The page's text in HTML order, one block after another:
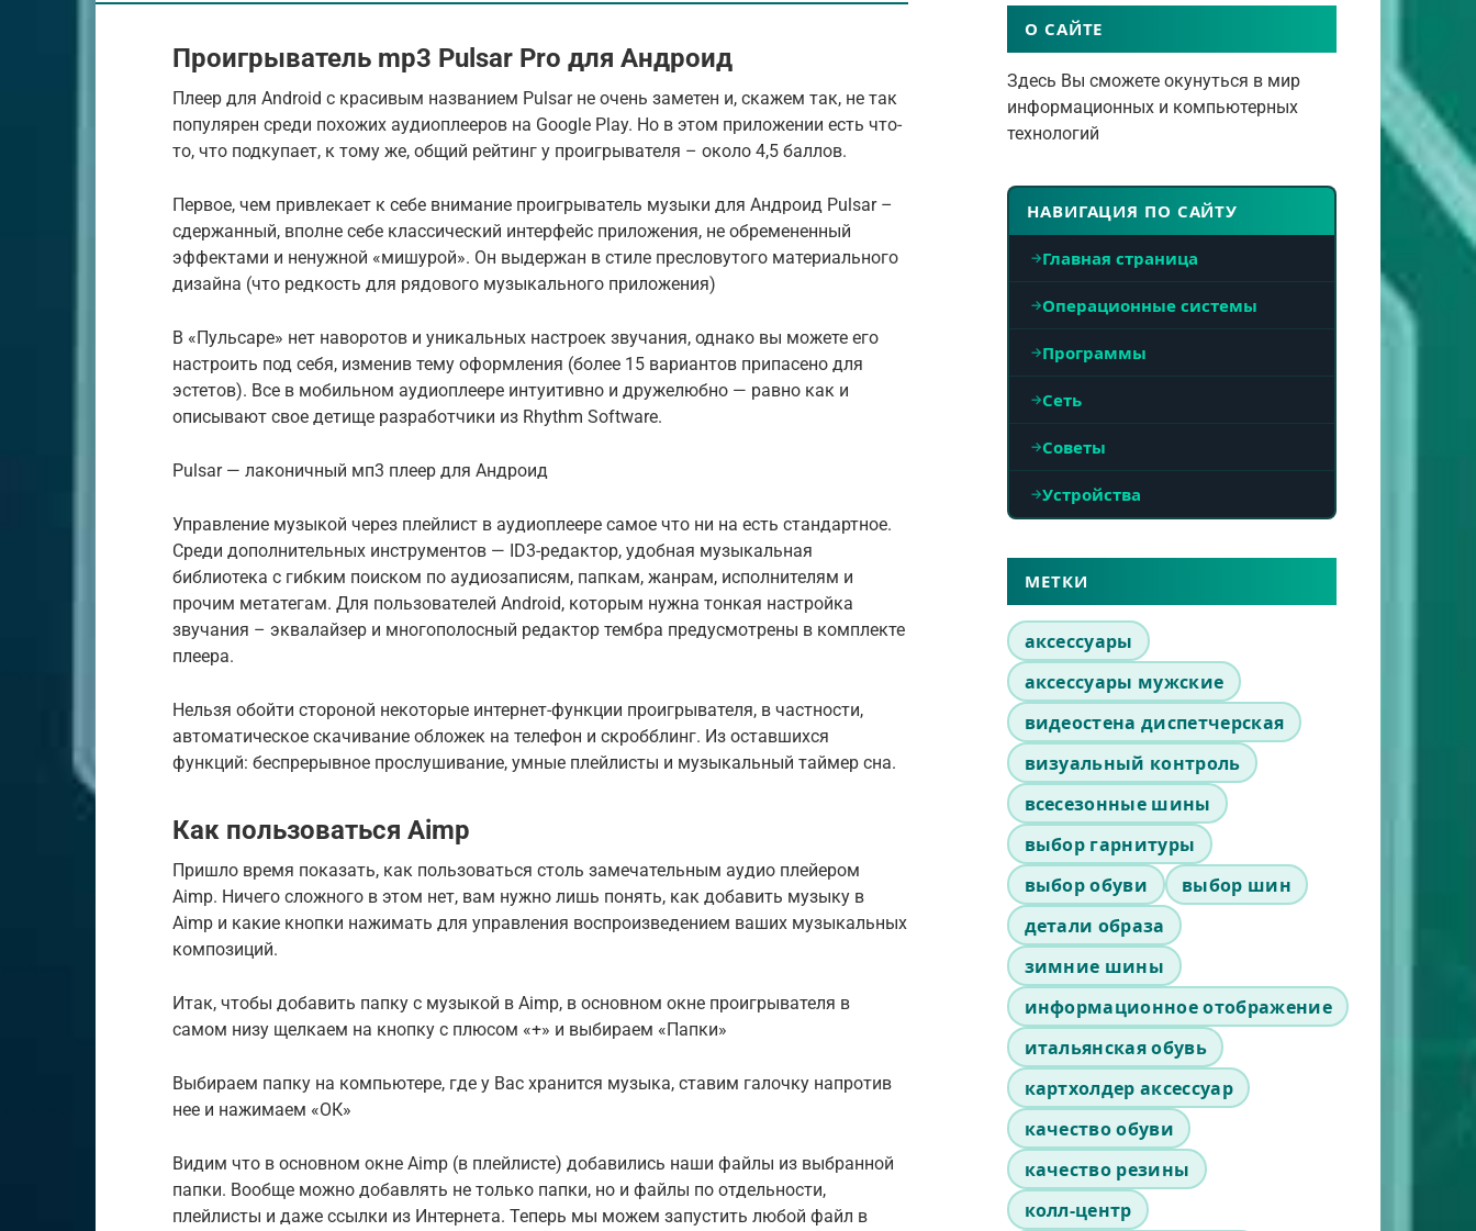
Проигрыватель mp3 Pulsar Pro для Андроид
Плеер для Android с красивым названием Pulsar не очень заметен и, скажем так, не так
популярен среди похожих аудиоплееров на Google Play. Но в этом приложении есть что-
то, что подкупает, к тому же, общий рейтинг у проигрывателя – около 4,5 баллов.
Первое, чем привлекает к себе внимание проигрыватель музыки для Андроид Pulsar –
сдержанный, вполне себе классический интерфейс приложения, не обремененный
эффектами и ненужной «мишурой». Он выдержан в стиле пресловутого материального
дизайна (что редкость для рядового музыкального приложения)
В «Пульсаре» нет наворотов и уникальных настроек звучания, однако вы можете его
настроить под себя, изменив тему оформления (более 15 вариантов припасено для
эстетов). Все в мобильном аудиоплеере интуитивно и дружелюбно — равно как и
описывают свое детище разработчики из Rhythm Software.
Pulsar — лаконичный мп3 плеер для Андроид
Управление музыкой через плейлист в аудиоплеере самое что ни на есть стандартное.
Среди дополнительных инструментов — ID3-редактор, удобная музыкальная
библиотека с гибким поиском по аудиозаписям, папкам, жанрам, исполнителям и
прочим метатегам. Для пользователей Android, которым нужна тонкая настройка
звучания – эквалайзер и многополосный редактор тембра предусмотрены в комплекте
плеера.
Нельзя обойти стороной некоторые интернет-функции проигрывателя, в частности,
автоматическое скачивание обложек на телефон и скробблинг. Из оставшихся
функций: беспрерывное прослушивание, умные плейлисты и музыкальный таймер сна.
Как пользоваться Aimp
Пришло время показать, как пользоваться столь замечательным аудио плейером
Aimp. Ничего сложного в этом нет, вам нужно лишь понять, как добавить музыку в
Aimp и какие кнопки нажимать для управления воспроизведением ваших музыкальных
композиций.
Итак, чтобы добавить папку с музыкой в Aimp, в основном окне проигрывателя в
самом низу щелкаем на кнопку с плюсом «+» и выбираем «Папки»
Выбираем папку на компьютере, где у Вас хранится музыка, ставим галочку напротив
нее и нажимаем «ОК»
Видим что в основном окне Aimp (в плейлисте) добавились наши файлы из выбранной
папки. Вообще можно добавлять не только папки, но и файлы по отдельности,
плейлисты и даже ссылки из Интернета. Теперь мы можем запустить любой файл в
О САЙТЕ
Здесь Вы сможете окунуться в мир
информационных и компьютерных
технологий
НАВИГАЦИЯ ПО САЙТУ
Главная страница
Операционные системы
Программы
Сеть
Советы
Устройства
МЕТКИ
аксессуары
аксессуары мужские
видеостена диспетчерская
визуальный контроль
всесезонные шины
выбор гарнитуры
выбор обуви
выбор шин
детали образа
зимние шины
информационное отображение
итальянская обувь
картхолдер аксессуар
качество обуви
качество резины
колл-центр